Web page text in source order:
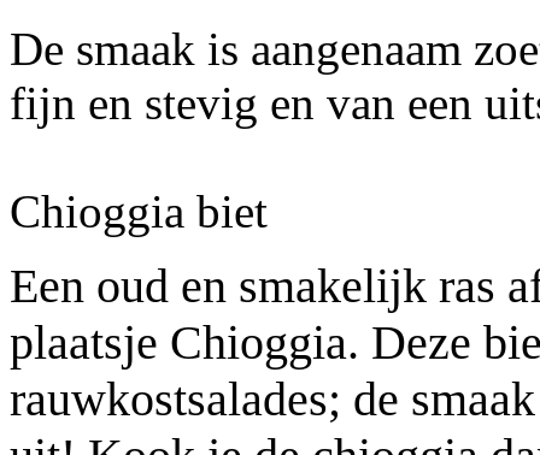
De smaak is aangenaam
fijn en stevig en van een
Chioggia biet
Een oud en smakelijk ras
plaatsje Chioggia. Deze
rauwkostsalades; de